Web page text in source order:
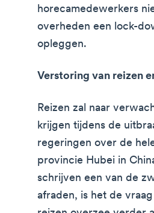
horecamedewerkers
overheden een lock-
opleggen.
Verstoring van reizen
Reizen zal naar
krijgen tijdens de
regeringen over de
provincie Hubei in
schrijven een van de
afraden, is het de